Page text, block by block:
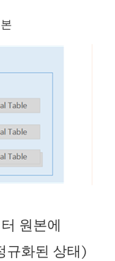
원본에
규화된 상태)